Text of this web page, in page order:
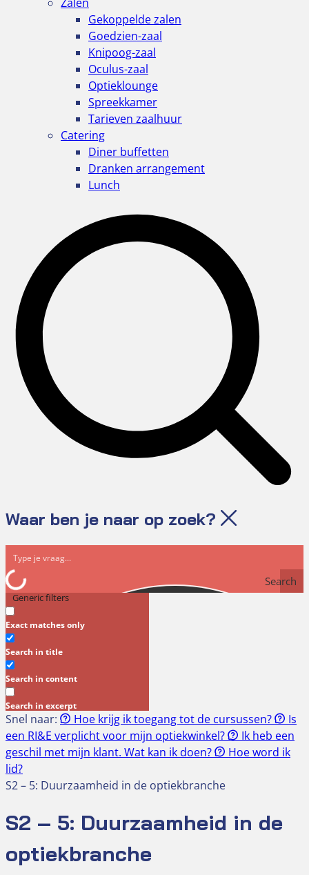
Gekoppelde zalen
Goedzien-zaal
Knipoog-zaal
Oculus-zaal
Optieklounge
Spreekkamer
Tarieven zaalhuur
Catering
Diner buffetten
Dranken arrangement
Lunch
Waar ben je naar op zoek?
Search
Generic filters
Exact matches only
Search in title
Search in content
Search in excerpt
Snel naar: Hoe krijg ik toegang tot de cursussen?
Is
een RI&E verplicht voor mijn optiekwinkel?
Ik heb een
geschil met mijn klant. Wat kan ik doen?
Hoe word ik
lid?
S2 – 5: Duurzaamheid in de optiekbranche
S2 – 5: Duurzaamheid in de
optiekbranche